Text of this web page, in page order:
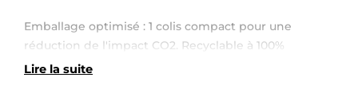
Emballage optimisé : 1 colis compact pour une
réduction de l'impact CO2. Recyclable à 100%
Lire la suite